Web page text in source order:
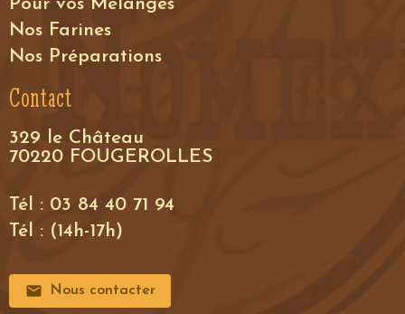
Pour vos Mélanges
Nos Farines
Nos Préparations
Contact
329 le Château
70220 FOUGEROLLES
Tél : 03 84 40 71 94
Tél : (14h-17h)
Nous contacter